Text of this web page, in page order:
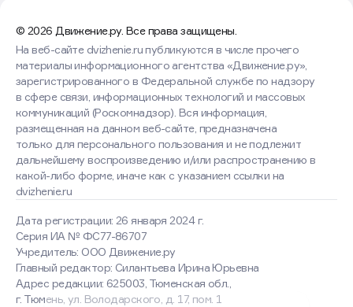
с минимальными инвестициями от $110 тыс.
(примерно 3,5 млн руб. по среднегодовому курсу
в 2013 году) и расчетной окупаемостью в семь
месяцев. При этом массово франшиза на рынке
не продвигалась и распространялась в основном
среди профессиональных региональных ретейлеров,
рассказала руководитель Franshiza.ru Анна
Рождественская. Если в 2023 году у бренда было
33 франчайзинговые точки, то сейчас осталось 14 —
параллельно компания выкупала магазины
Под маркой Lime работает 60 собственных
и 14 партнерских магазинов в России, а также
11 точек за рубежом — в Дубае, Бахрейне, Армении,
Белоруссии и Казахстане. Бренд, созданный